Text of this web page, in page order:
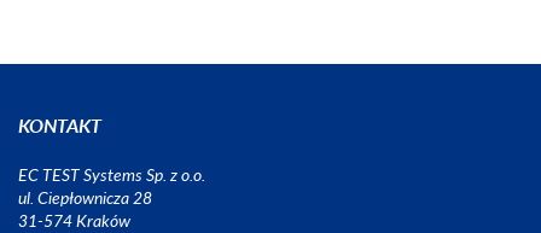
KONTAKT
EC TEST Systems Sp. z o.o.
ul. Ciepłownicza 28
31-574 Kraków